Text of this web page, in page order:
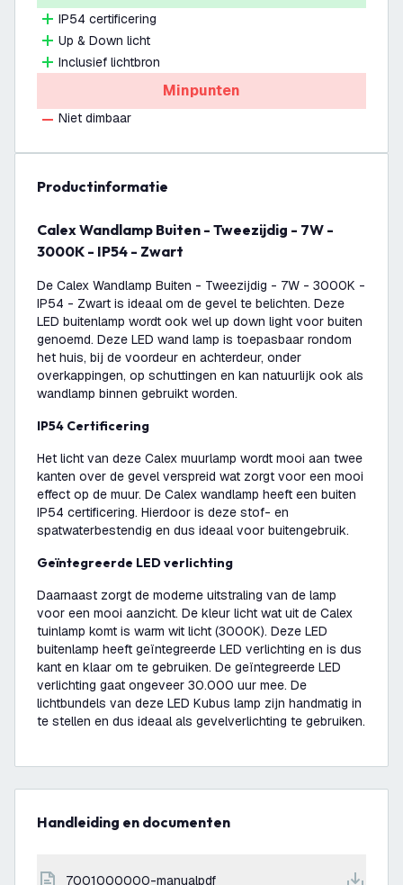
IP54 certificering
Up & Down licht
Inclusief lichtbron
Minpunten
Niet dimbaar
productinformatie
Calex Wandlamp Buiten - Tweezijdig - 7W -
3000K - IP54 - Zwart
De Calex Wandlamp Buiten - Tweezijdig - 7W - 3000K -
IP54 - Zwart is ideaal om de gevel te belichten. Deze
LED buitenlamp wordt ook wel up down light voor buiten
genoemd. Deze LED wand lamp is toepasbaar rondom
het huis, bij de voordeur en achterdeur, onder
overkappingen, op schuttingen en kan natuurlijk ook als
wandlamp binnen gebruikt worden.
IP54 Certificering
Het licht van deze Calex muurlamp wordt mooi aan twee
kanten over de gevel verspreid wat zorgt voor een mooi
effect op de muur. De Calex wandlamp heeft een buiten
IP54 certificering. Hierdoor is deze stof- en
spatwaterbestendig en dus ideaal voor buitengebruik.
Geïntegreerde LED verlichting
Daarnaast zorgt de moderne uitstraling van de lamp
voor een mooi aanzicht. De kleur licht wat uit de Calex
tuinlamp komt is warm wit licht (3000K). Deze LED
buitenlamp heeft geïntegreerde LED verlichting en is dus
kant en klaar om te gebruiken. De geïntegreerde LED
verlichting gaat ongeveer 30.000 uur mee. De
lichtbundels van deze LED Kubus lamp zijn handmatig in
te stellen en dus ideaal als gevelverlichting te gebruiken.
Handleiding en documenten
7001000000-manualpdf